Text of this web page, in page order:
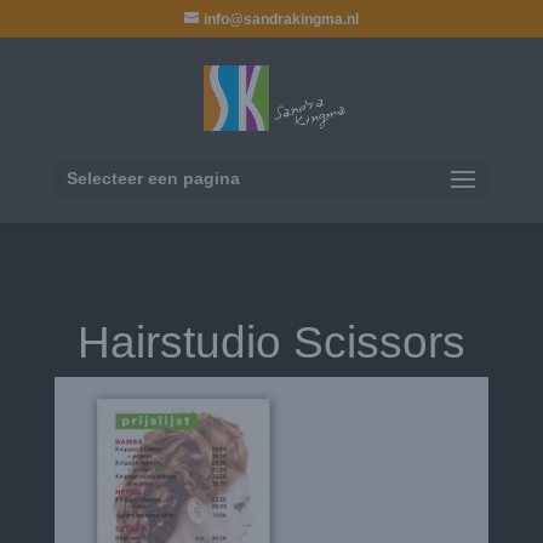
info@sandrakingma.nl
Selecteer een pagina
Hairstudio Scissors